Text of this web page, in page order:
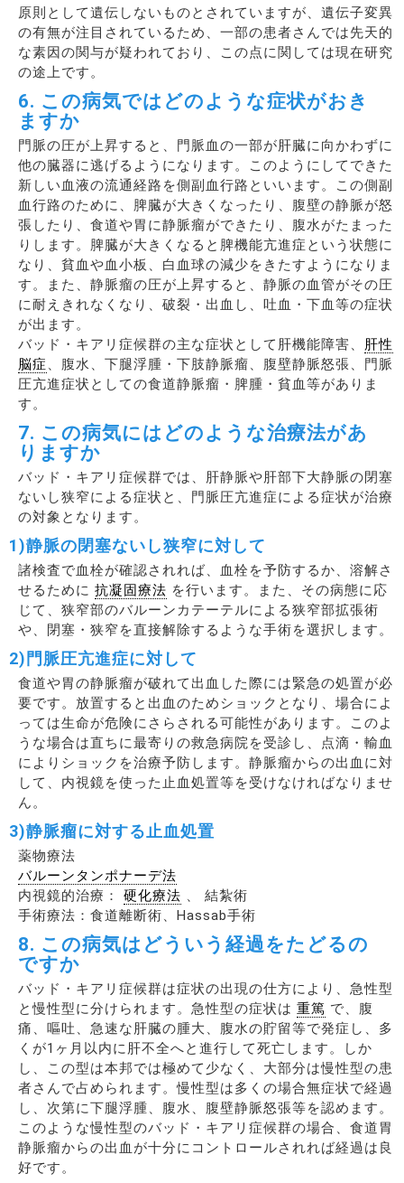
原則として遺伝しないものとされていますが、遺伝子変異
の有無が注目されているため、一部の患者さんでは先天的
な素因の関与が疑われており、この点に関しては現在研究
の途上です。
6. この病気ではどのような症状がおき
ますか
門脈の圧が上昇すると、門脈血の一部が肝臓に向かわずに
他の臓器に逃げるようになります。このようにしてできた
新しい血液の流通経路を側副血行路といいます。この側副
血行路のために、脾臓が大きくなったり、腹壁の静脈が怒
張したり、食道や胃に静脈瘤ができたり、腹水がたまった
りします。脾臓が大きくなると脾機能亢進症という状態に
なり、貧血や血小板、白血球の減少をきたすようになりま
す。また、静脈瘤の圧が上昇すると、静脈の血管がその圧
に耐えきれなくなり、破裂・出血し、吐血・下血等の症状
が出ます。
バッド・キアリ症候群の主な症状として肝機能障害、 肝性
脳症 、腹水、下腿浮腫・下肢静脈瘤、腹壁静脈怒張、門脈
圧亢進症状としての食道静脈瘤・脾腫・貧血等がありま
す。
7. この病気にはどのような治療法があ
りますか
バッド・キアリ症候群では、肝静脈や肝部下大静脈の閉塞
ないし狭窄による症状と、門脈圧亢進症による症状が治療
の対象となります。
1)静脈の閉塞ないし狭窄に対して
諸検査で血栓が確認されれば、血栓を予防するか、溶解さ
せるために 抗凝固療法 を行います。また、その病態に応
じて、狭窄部のバルーンカテーテルによる狭窄部拡張術
や、閉塞・狭窄を直接解除するような手術を選択します。
2)門脈圧亢進症に対して
食道や胃の静脈瘤が破れて出血した際には緊急の処置が必
要です。放置すると出血のためショックとなり、場合によ
っては生命が危険にさらされる可能性があります。このよ
うな場合は直ちに最寄りの救急病院を受診し、点滴・輸血
によりショックを治療予防します。静脈瘤からの出血に対
して、内視鏡を使った止血処置等を受けなければなりませ
ん。
3)静脈瘤に対する止血処置
薬物療法
バルーンタンポナーデ法
内視鏡的治療： 硬化療法 、 結紮術
手術療法：食道離断術、Hassab手術
8. この病気はどういう経過をたどるの
ですか
バッド・キアリ症候群は症状の出現の仕方により、急性型
と慢性型に分けられます。急性型の症状は 重篤 で、腹
痛、嘔吐、急速な肝臓の腫大、腹水の貯留等で発症し、多
くが1ヶ月以内に肝不全へと進行して死亡します。しか
し、この型は本邦では極めて少なく、大部分は慢性型の患
者さんで占められます。慢性型は多くの場合無症状で経過
し、次第に下腿浮腫、腹水、腹壁静脈怒張等を認めます。
このような慢性型のバッド・キアリ症候群の場合、食道胃
静脈瘤からの出血が十分にコントロールされれば経過は良
好です。